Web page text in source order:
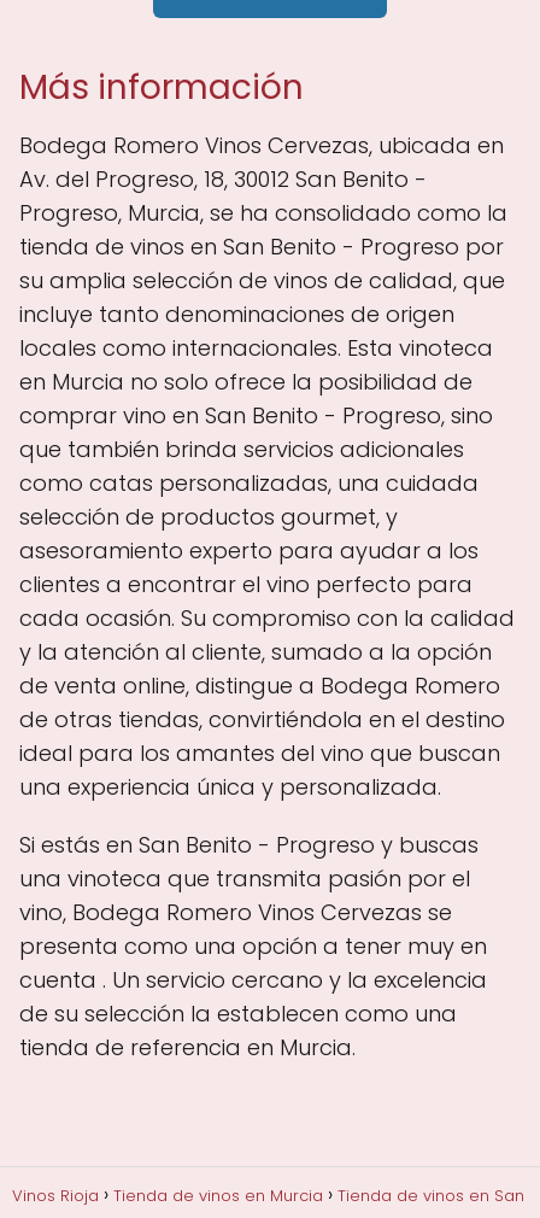
Más información
Bodega Romero Vinos Cervezas, ubicada en
Av. del Progreso, 18, 30012 San Benito -
Progreso, Murcia, se ha consolidado como la
tienda de vinos en San Benito - Progreso por
su amplia selección de vinos de calidad, que
incluye tanto denominaciones de origen
locales como internacionales. Esta vinoteca
en Murcia no solo ofrece la posibilidad de
comprar vino en San Benito - Progreso, sino
que también brinda servicios adicionales
como catas personalizadas, una cuidada
selección de productos gourmet, y
asesoramiento experto para ayudar a los
clientes a encontrar el vino perfecto para
cada ocasión. Su compromiso con la calidad
y la atención al cliente, sumado a la opción
de venta online, distingue a Bodega Romero
de otras tiendas, convirtiéndola en el destino
ideal para los amantes del vino que buscan
una experiencia única y personalizada.
Si estás en San Benito - Progreso y buscas
una vinoteca que transmita pasión por el
vino, Bodega Romero Vinos Cervezas se
presenta como una opción a tener muy en
cuenta . Un servicio cercano y la excelencia
de su selección la establecen como una
tienda de referencia en Murcia.
Vinos Rioja Tienda de vinos en Murcia
Tienda de vinos en San